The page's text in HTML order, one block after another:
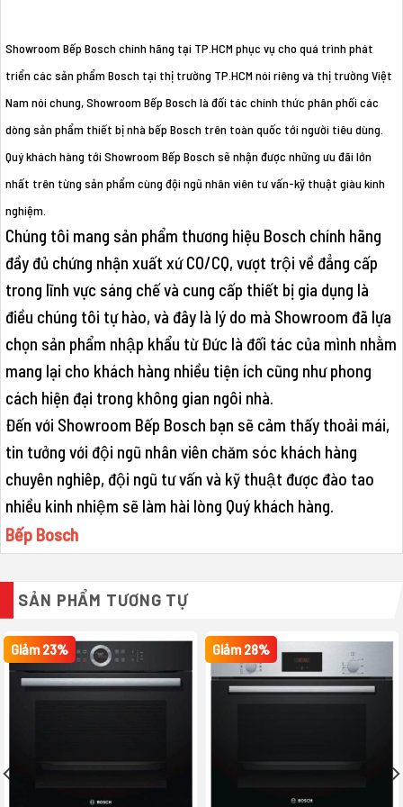
Showroom Bếp Bosch chính hãng tại TP.HCM phục vụ cho quá trình phát
triển các sản phẩm Bosch tại thị trường TP.HCM nói riêng và thị trường Việt
Nam nói chung, Showroom Bếp Bosch là đối tác chính thức phân phối các
dòng sản phẩm thiết bị nhà bếp Bosch trên toàn quốc tới người tiêu dùng.
Quý khách hàng tới Showroom Bếp Bosch sẽ nhận được những ưu đãi lớn
nhất trên từng sản phẩm cùng đội ngũ nhân viên tư vấn-kỹ thuật giàu kinh
nghiệm.
Chúng tôi mang sản phẩm thương hiệu Bosch chính hãng
đầy đủ chứng nhận xuất xứ CO/CQ, vượt trội về đẳng cấp
trong lĩnh vực sáng chế và cung cấp thiết bị gia dụng là
điều chúng tôi tự hào, và đây là lý do mà Showroom đã lựa
chọn sản phẩm nhập khẩu từ Đức là đối tác của mình nhằm
mang lại cho khách hàng nhiều tiện ích cũng như phong
cách hiện đại trong không gian ngôi nhà.
Đến với Showroom Bếp Bosch bạn sẽ cảm thấy thoải mái,
tin tưởng với đội ngũ nhân viên chăm sóc khách hàng
chuyên nghiêp, đội ngũ tư vấn và kỹ thuật được đào tao
nhiều kinh nhiệm sẽ làm hài lòng Quý khách hàng.
Bếp Bosch
SẢN PHẨM TƯƠNG TỰ
Giảm 23% Giảm 28%